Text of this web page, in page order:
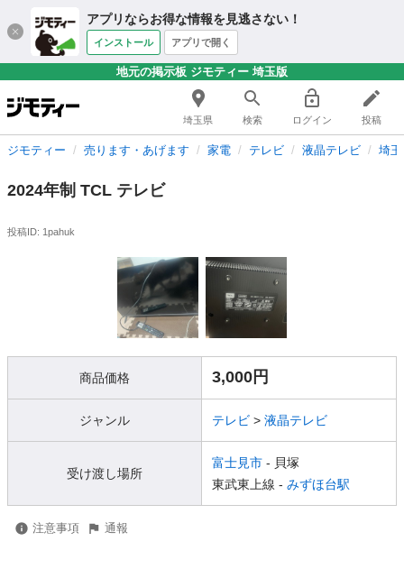
アプリならお得な情報を見逃さない！
インストール アプリで開く
地元の掲示板 ジモティー 埼玉版
埼玉県 検索 ログイン 投稿
ジモティー 売ります・あげます 家電 テレビ 液晶テレビ 埼
2024年制 TCL テレビ
投稿ID: 1pahuk
商品価格 3,000円
ジャンル テレビ > 液晶テレビ
受け渡し場所
富士見市 - 貝塚
東武東上線 - みずほ台駅
注意事項 通報